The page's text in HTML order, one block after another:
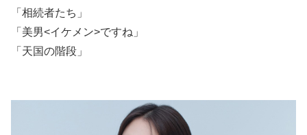
「相続者たち」
「美男<イケメン>ですね」
「天国の階段」